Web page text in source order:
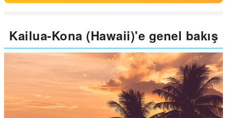
Kailua-Kona (Hawaii)'e genel bakış